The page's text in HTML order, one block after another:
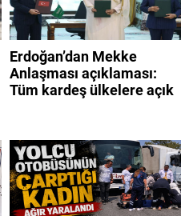
Erdoğan’dan Mekke
Anlaşması açıklaması:
Tüm kardeş ülkelere açık